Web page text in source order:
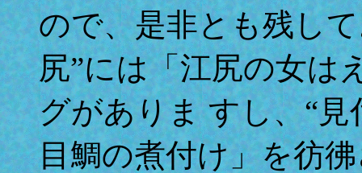
ので、是非とも残し
尻”には「江尻の女は
グがありま すし、“
目鯛の煮付け」を彷